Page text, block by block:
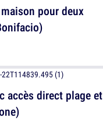
accès direct plage et
pour deux